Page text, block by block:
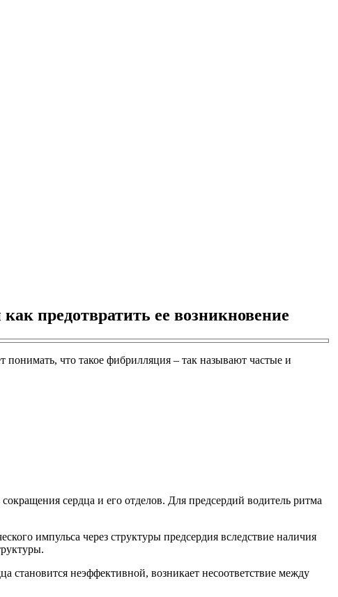
предотвратить ее возникновение
что такое фибрилляция – так называют частые и
сердца и его отделов. Для предсердий водитель ритма
импульса через структуры предсердия вследствие наличия
становится неэффективной, возникает несоответствие между